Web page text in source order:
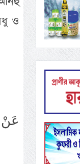
ও
عَنْ